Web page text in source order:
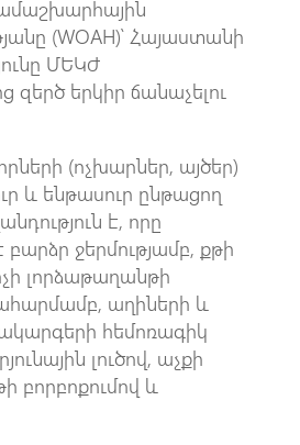
(WOAH)՝ Հայաստանի
ՄԵԿԺ
զերծ երկիր ճանաչելու
(ոչխարներ, այծեր)
և ենթասուր ընթացող
է, որը
բարձր ջերմությամբ, քթի
լորձաթաղանթի
աղիների և
հեմոռագիկ
լուծով, աչքի
բորբոքումով և